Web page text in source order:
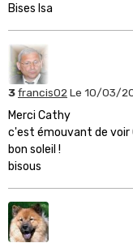
Bises Isa
3francis02Le 10/03/
Merci Cathy
c'est émouvant de voir
bon soleil !
bisous